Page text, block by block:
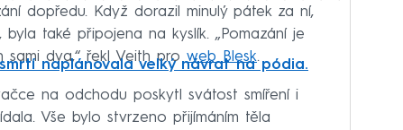
dopředu. Když dorazil minulý pátek za ní,
také připojena na kyslík. „Pomazání je
sami dva,“ řekl Veith proweb Blesk.
naplánovala velký návrat na pódia.
na odchodu poskytl svátost smíření i
Vše bylo stvrzeno přijímáním těla